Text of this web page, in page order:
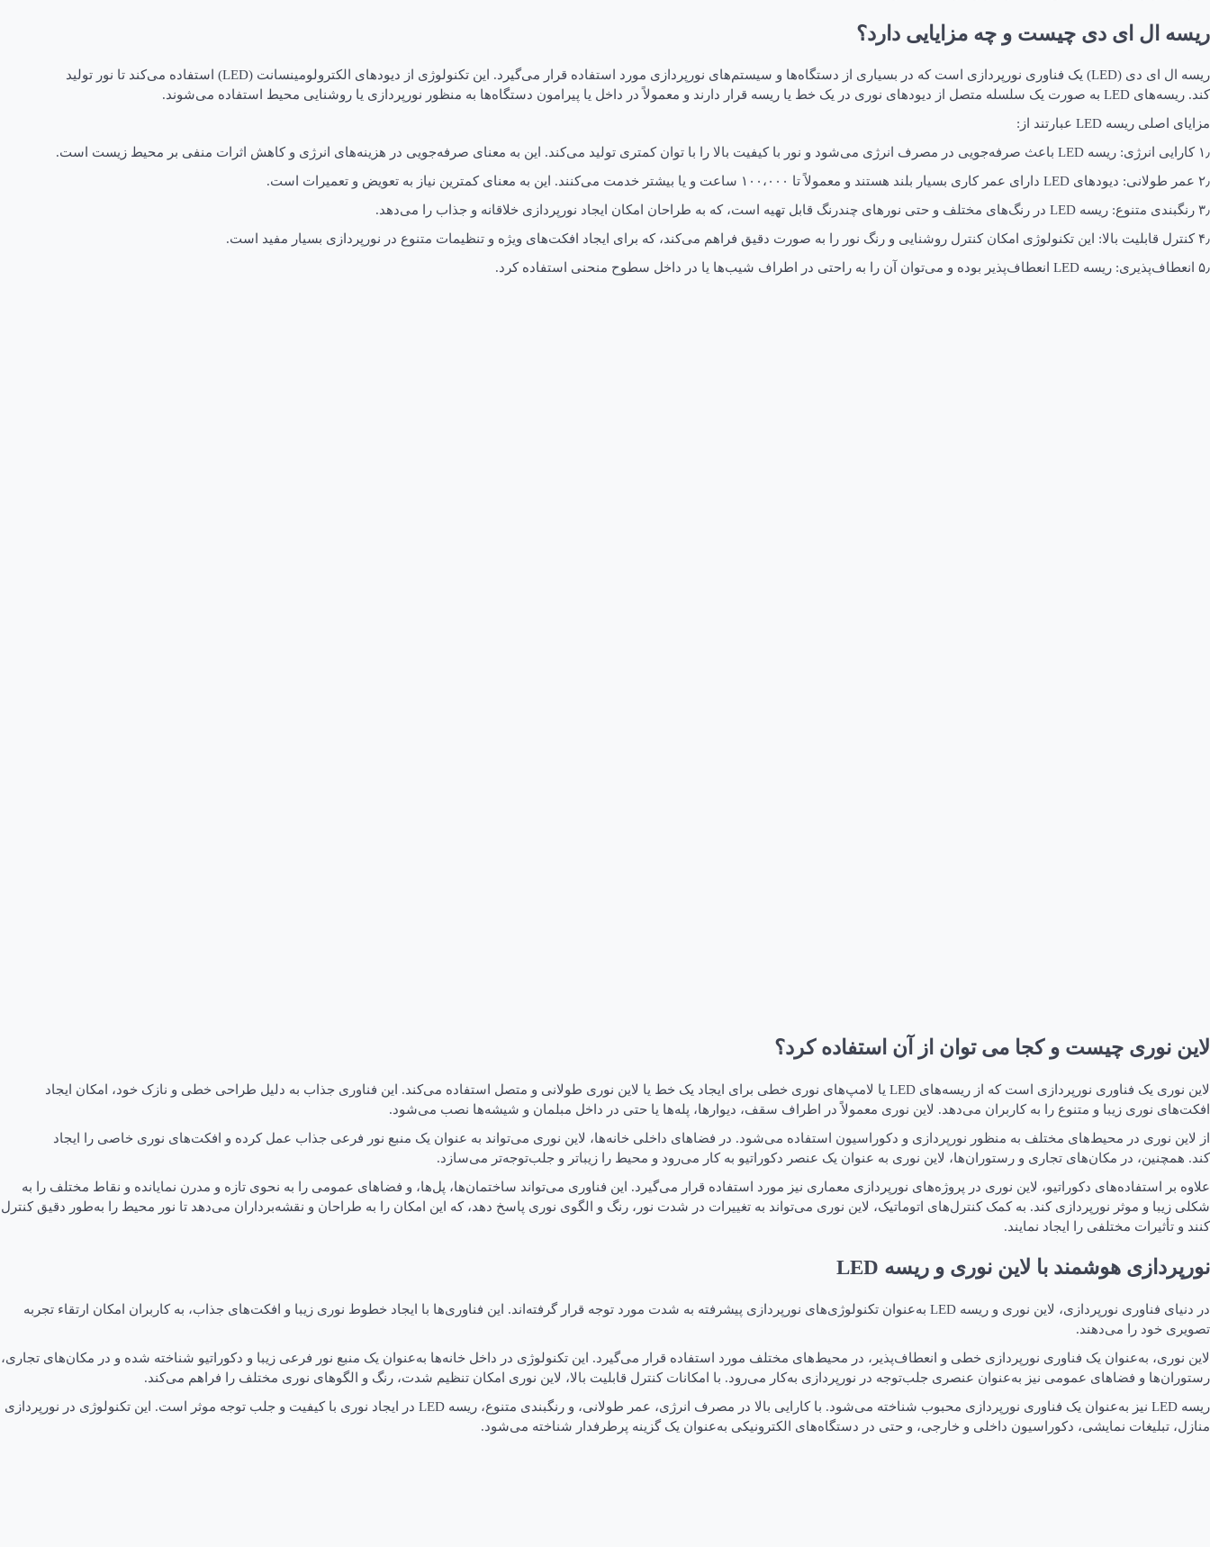
ریسه ال ای دی چیست و چه مزایایی دارد؟
ریسه ال ای دی (LED) یک فناوری نورپردازی است که در بسیاری از دستگاه‌ها و سیستم‌های نورپردازی مورد استفاده قرار می‌گیرد. این تکنولوژی از دیودهای الکترولومینسانت (LED) استفاده می‌کند تا نور تولید
کند. ریسه‌های LED به صورت یک سلسله متصل از دیودهای نوری در یک خط یا ریسه قرار دارند و معمولاً در داخل یا پیرامون دستگاه‌ها به منظور نورپردازی یا روشنایی محیط استفاده می‌شوند.
مزایای اصلی ریسه LED عبارتند از:
۱٫ کارایی انرژی: ریسه LED باعث صرفه‌جویی در مصرف انرژی می‌شود و نور با کیفیت بالا را با توان کمتری تولید می‌کند. این به معنای صرفه‌جویی در هزینه‌های انرژی و کاهش اثرات منفی بر محیط زیست است.
۲٫ عمر طولانی: دیودهای LED دارای عمر کاری بسیار بلند هستند و معمولاً تا ۱۰۰،۰۰۰ ساعت و یا بیشتر خدمت می‌کنند. این به معنای کمترین نیاز به تعویض و تعمیرات است.
۳٫ رنگبندی متنوع: ریسه LED در رنگ‌های مختلف و حتی نورهای چندرنگ قابل تهیه است، که به طراحان امکان ایجاد نورپردازی خلاقانه و جذاب را می‌دهد.
۴٫ کنترل قابلیت بالا: این تکنولوژی امکان کنترل روشنایی و رنگ نور را به صورت دقیق فراهم می‌کند، که برای ایجاد افکت‌های ویژه و تنظیمات متنوع در نورپردازی بسیار مفید است.
۵٫ انعطاف‌پذیری: ریسه LED انعطاف‌پذیر بوده و می‌توان آن را به راحتی در اطراف شیب‌ها یا در داخل سطوح منحنی استفاده کرد.
لاین نوری چیست و کجا می توان از آن استفاده کرد؟
لاین نوری یک فناوری نورپردازی است که از ریسه‌های LED یا لامپ‌های نوری خطی برای ایجاد یک خط یا لاین نوری طولانی و متصل استفاده می‌کند. این فناوری جذاب به دلیل طراحی خطی و نازک خود، امکان ایجاد
افکت‌های نوری زیبا و متنوع را به کاربران می‌دهد. لاین نوری معمولاً در اطراف سقف، دیوارها، پله‌ها یا حتی در داخل مبلمان و شیشه‌ها نصب می‌شود.
از لاین نوری در محیط‌های مختلف به منظور نورپردازی و دکوراسیون استفاده می‌شود. در فضاهای داخلی خانه‌ها، لاین نوری می‌تواند به عنوان یک منبع نور فرعی جذاب عمل کرده و افکت‌های نوری خاصی را ایجاد
کند. همچنین، در مکان‌های تجاری و رستوران‌ها، لاین نوری به عنوان یک عنصر دکوراتیو به کار می‌رود و محیط را زیباتر و جلب‌توجه‌تر می‌سازد.
علاوه بر استفاده‌های دکوراتیو، لاین نوری در پروژه‌های نورپردازی معماری نیز مورد استفاده قرار می‌گیرد. این فناوری می‌تواند ساختمان‌ها، پل‌ها، و فضاهای عمومی را به نحوی تازه و مدرن نمایانده و نقاط مختلف را به
شکلی زیبا و موثر نورپردازی کند. به کمک کنترل‌های اتوماتیک، لاین نوری می‌تواند به تغییرات در شدت نور، رنگ و الگوی نوری پاسخ دهد، که این امکان را به طراحان و نقشه‌برداران می‌دهد تا نور محیط را به‌طور دقیق کنترل
کنند و تأثیرات مختلفی را ایجاد نمایند.
نورپردازی هوشمند با لاین نوری و ریسه LED
در دنیای فناوری نورپردازی، لاین نوری و ریسه LED به‌عنوان تکنولوژی‌های نورپردازی پیشرفته به شدت مورد توجه قرار گرفته‌اند. این فناوری‌ها با ایجاد خطوط نوری زیبا و افکت‌های جذاب، به کاربران امکان ارتقاء تجربه
تصویری خود را می‌دهند.
لاین نوری، به‌عنوان یک فناوری نورپردازی خطی و انعطاف‌پذیر، در محیط‌های مختلف مورد استفاده قرار می‌گیرد. این تکنولوژی در داخل خانه‌ها به‌عنوان یک منبع نور فرعی زیبا و دکوراتیو شناخته شده و در مکان‌های تجاری،
رستوران‌ها و فضاهای عمومی نیز به‌عنوان عنصری جلب‌توجه در نورپردازی به‌کار می‌رود. با امکانات کنترل قابلیت بالا، لاین نوری امکان تنظیم شدت، رنگ و الگوهای نوری مختلف را فراهم می‌کند.
ریسه LED نیز به‌عنوان یک فناوری نورپردازی محبوب شناخته می‌شود. با کارایی بالا در مصرف انرژی، عمر طولانی، و رنگبندی متنوع، ریسه LED در ایجاد نوری با کیفیت و جلب توجه موثر است. این تکنولوژی در نورپردازی
منازل، تبلیغات نمایشی، دکوراسیون داخلی و خارجی، و حتی در دستگاه‌های الکترونیکی به‌عنوان یک گزینه پرطرفدار شناخته می‌شود.